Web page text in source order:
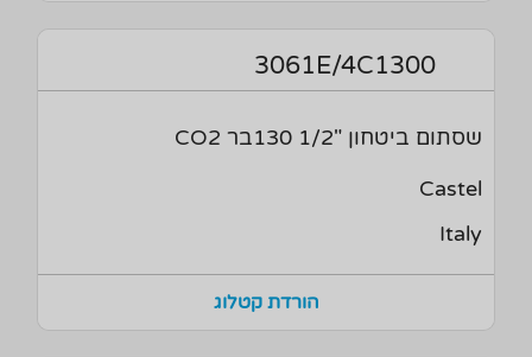
3061E/4C1300
שסתום ביטחון "1/2 130בר CO2
Castel
Italy
הורדת קטלוג